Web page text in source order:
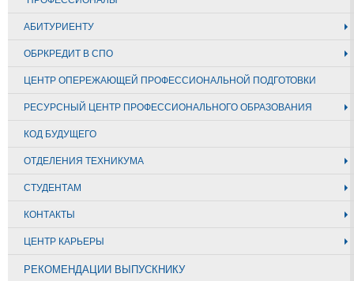
АБИТУРИЕНТУ
ОБРКРЕДИТ В СПО
ЦЕНТР ОПЕРЕЖАЮЩЕЙ ПРОФЕССИОНАЛЬНОЙ ПОДГОТОВКИ
РЕСУРСНЫЙ ЦЕНТР ПРОФЕССИОНАЛЬНОГО ОБРАЗОВАНИЯ
КОД БУДУЩЕГО
ОТДЕЛЕНИЯ ТЕХНИКУМА
СТУДЕНТАМ
КОНТАКТЫ
ЦЕНТР КАРЬЕРЫ
РЕКОМЕНДАЦИИ ВЫПУСКНИКУ